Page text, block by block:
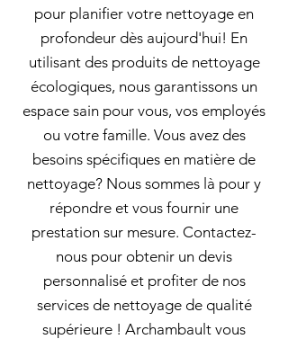
pour planifier votre nettoyage en
profondeur dès aujourd'hui! En
utilisant des produits de nettoyage
écologiques, nous garantissons un
espace sain pour vous, vos employés
ou votre famille. Vous avez des
besoins spécifiques en matière de
nettoyage? Nous sommes là pour y
répondre et vous fournir une
prestation sur mesure. Contactez-
nous pour obtenir un devis
personnalisé et profiter de nos
services de nettoyage de qualité
supérieure ! Archambault vous